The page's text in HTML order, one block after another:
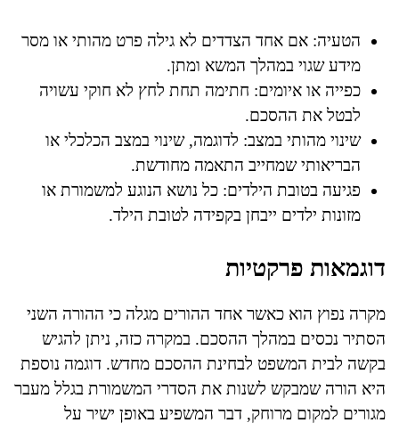
הטעיה: אם אחד הצדדים לא גילה פרט מהותי או מסר
מידע שגוי במהלך המשא ומתן.
כפייה או איומים: חתימה תחת לחץ לא חוקי עשויה
לבטל את ההסכם.
שינוי מהותי במצב: לדוגמה, שינוי במצב הכלכלי או
הבריאותי שמחייב התאמה מחודשת.
פגיעה בטובת הילדים: כל נושא הנוגע למשמורת או
מזונות ילדים ייבחן בקפידה לטובת הילד.
דוגמאות פרקטיות
מקרה נפוץ הוא כאשר אחד ההורים מגלה כי ההורה השני
הסתיר נכסים במהלך ההסכם. במקרה כזה, ניתן להגיש
בקשה לבית המשפט לבחינת ההסכם מחדש. דוגמה נוספת
היא הורה שמבקש לשנות את הסדרי המשמורת בגלל מעבר
מגורים למקום מרוחק, דבר המשפיע באופן ישיר על